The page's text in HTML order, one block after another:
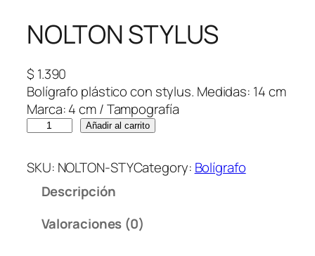
NOLTON STYLUS
$ 1.390
Bolígrafo plástico con stylus. Medidas: 14 cm
Marca: 4 cm / Tampografía
L
T
Añadir al carrito
SKU: NOLTON-STYCategory: Bolígrafo
Descripción
Valoraciones (0)